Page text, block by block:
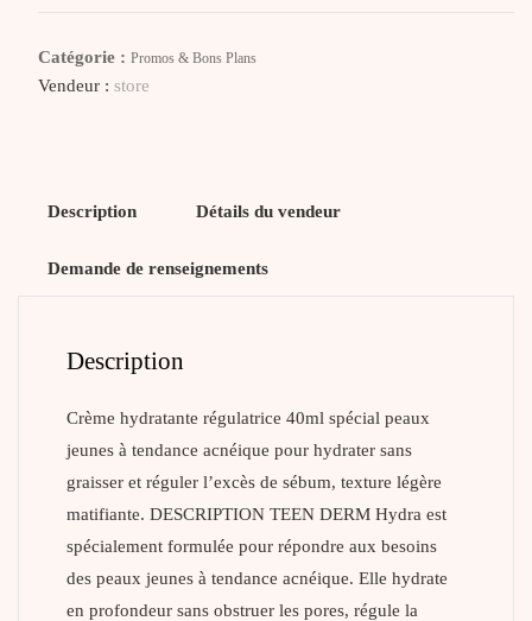
Catégorie : Promos & Bons Plans
Vendeur : store
Description Détails du vendeur
Demande de renseignements
Description
Crème hydratante régulatrice 40ml spécial peaux
jeunes à tendance acnéique pour hydrater sans
graisser et réguler l’excès de sébum, texture légère
matifiante. DESCRIPTION TEEN DERM Hydra est
spécialement formulée pour répondre aux besoins
des peaux jeunes à tendance acnéique. Elle hydrate
en profondeur sans obstruer les pores, régule la